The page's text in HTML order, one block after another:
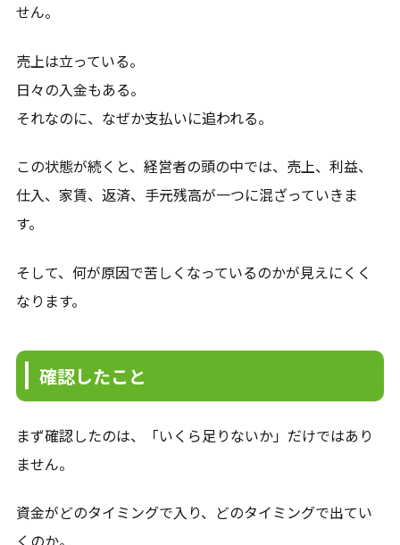
せん。
売上は立っている。
日々の入金もある。
それなのに、なぜか支払いに追われる。
この状態が続くと、経営者の頭の中では、売上、利益、
仕入、家賃、返済、手元残高が一つに混ざっていきま
す。
そして、何が原因で苦しくなっているのかが見えにくく
なります。
確認したこと
まず確認したのは、「いくら足りないか」だけではあり
ません。
資金がどのタイミングで入り、どのタイミングで出てい